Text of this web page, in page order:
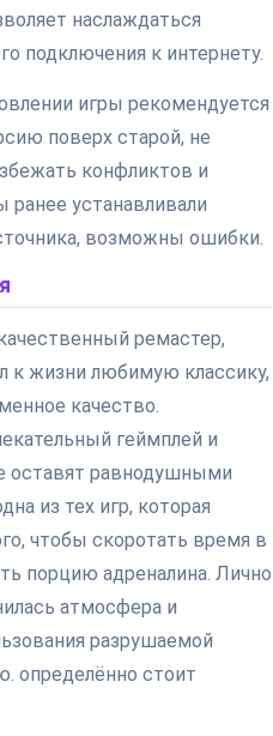
наслаждаться
подключения к интернету.
игры рекомендуется
поверх старой, не
конфликтов и
ранее устанавливали
возможны ошибки.
ремастер,
к жизни любимую классику,
качество.
геймплей и
оставят равнодушными
из тех игр, которая
чтобы скоротать время в
порцию адреналина. Лично
атмосфера и
разрушаемой
определённо стоит